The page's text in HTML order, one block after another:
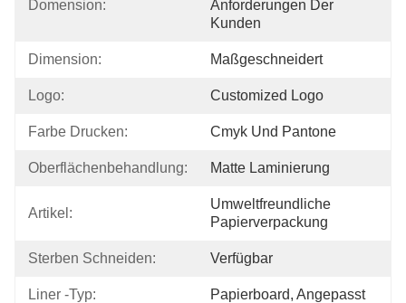
Domension:
Anforderungen Der
Kunden
Dimension: Maßgeschneidert
Logo: Customized Logo
Farbe Drucken: Cmyk Und Pantone
Oberflächenbehandlung: Matte Laminierung
Artikel:
Umweltfreundliche
Papierverpackung
Sterben Schneiden: Verfügbar
Liner -Typ: Papierboard, Angepasst